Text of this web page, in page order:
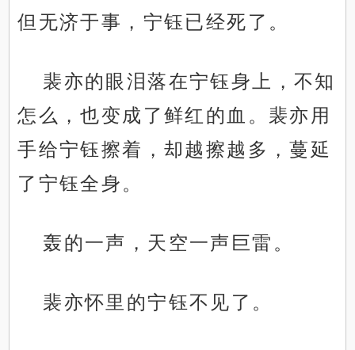
但无济于事，宁钰已经死了。
裴亦的眼泪落在宁钰身上，不知
怎么，也变成了鲜红的血。裴亦用
手给宁钰擦着，却越擦越多，蔓延
了宁钰全身。
轰的一声，天空一声巨雷。
裴亦怀里的宁钰不见了。